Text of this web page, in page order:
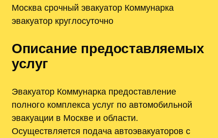
Москва срочный эвакуатор Коммунарка
эвакуатор круглосуточно
Описание предоставляемых
услуг
Эвакуатор Коммунарка предоставление
полного комплекса услуг по автомобильной
эвакуации в Москве и области.
Осуществляется подача автоэвакуаторов с